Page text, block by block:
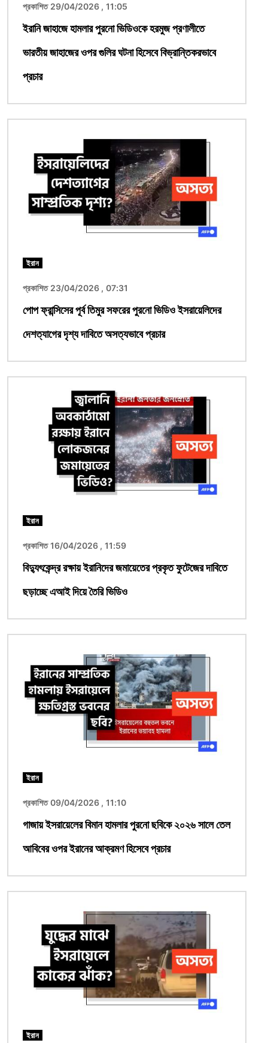
প্রকাশিত 29/04/2026 , 11:05
ইরানি জাহাজে হামলার পুরনো ভিডিওকে হরমুজ প্রণালীতে
ভারতীয় জাহাজের ওপর গুলির ঘটনা হিসেবে বিভ্রান্তিকরভাবে
প্রচার
ইরান
প্রকাশিত 23/04/2026 , 07:31
পোপ ফ্রান্সিসের পূর্ব তিমুর সফরের পুরনো ভিডিও ইসরায়েলিদের
দেশত্যাগের দৃশ্য দাবিতে অসত্যভাবে প্রচার
ইরান
প্রকাশিত 16/04/2026 , 11:59
বিদ্যুৎকেন্দ্র রক্ষায় ইরানিদের জমায়েতের প্রকৃত ফুটেজের দাবিতে
ছড়াচ্ছে এআই দিয়ে তৈরি ভিডিও
ইরান
প্রকাশিত 09/04/2026 , 11:10
গাজায় ইসরায়েলের বিমান হামলার পুরনো ছবিকে ২০২৬ সালে তেল
আবিবের ওপর ইরানের আক্রমণ হিসেবে প্রচার
ইরান